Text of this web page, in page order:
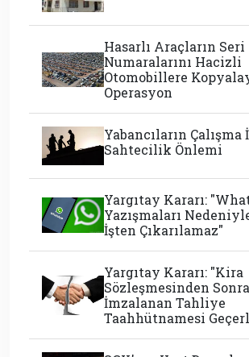
Hasarlı Araçların Seri
Numaralarını Hacizli
Otomobillere
Operasyon
Yabancıların
Sahtecilik Önlemi
Yargıtay Kararı:
Yazışmaları
İşten Çıkarılamaz"
Yargıtay Kararı: "Kira
Sözleşmesinden Sonra
İmzalanan Tahliye
Taahhütnamesi